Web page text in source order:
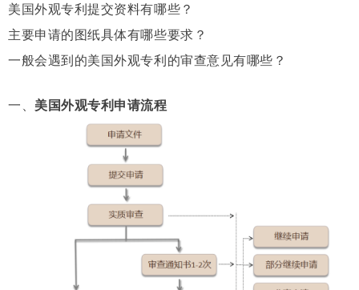
美国外观专利提交资料有哪些？
主要申请的图纸具体有哪些要求？
一般会遇到的美国外观专利的审查意见有哪些？
一、 美国外观专利申请流程